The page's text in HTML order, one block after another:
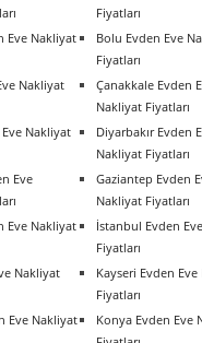
Fiyatları
Eve Nakliyat
Bolu Evden Eve
Fiyatları
Nakliyat
Çanakkale Evden
Nakliyat Fiyatları
Nakliyat
Diyarbakır Evden
Nakliyat Fiyatları
Eve
Gaziantep Evden
Nakliyat Fiyatları
Eve Nakliyat
İstanbul Evden
Fiyatları
Nakliyat
Kayseri Evden
Fiyatları
Eve Nakliyat
Konya Evden Eve